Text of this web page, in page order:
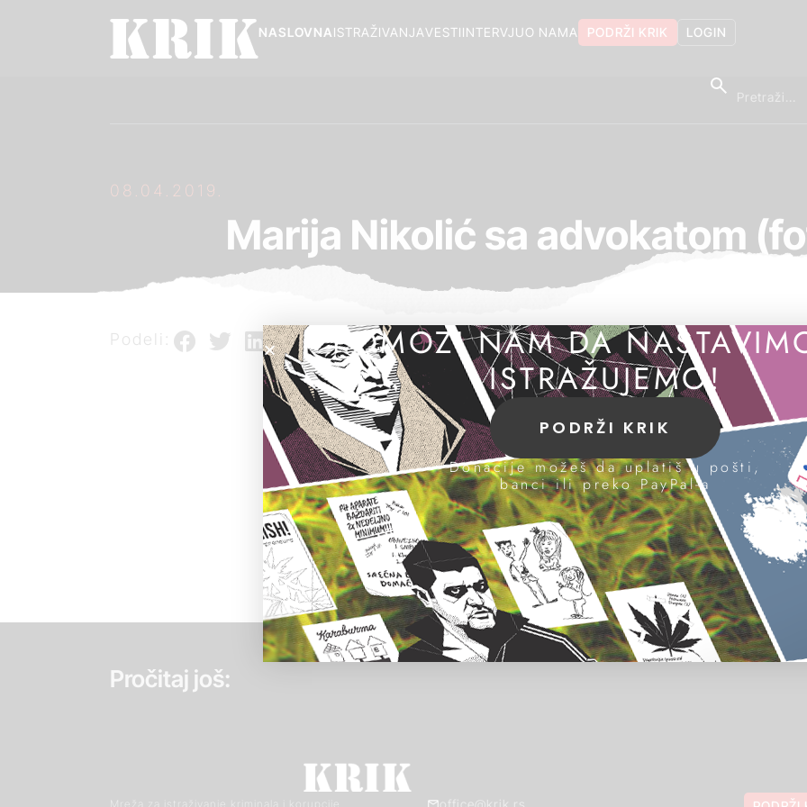
LOGIN
PODRŽI KRIK
O NAMA
INTERVJU
VESTI
ISTRAŽIVANJA
NASLOVNA
08.04.2019.
Marija Nikolić sa advokatom
Podeli:
Pročitaj još:
Mreža za istraživanje kriminala i korupcije office@krik.rs
POMOZI NAM DA
ISTRAŽUJEMO!
PODRŽI KRIK
Donacije možeš da uplatiš u pošti,
banci ili preko PayPal-a